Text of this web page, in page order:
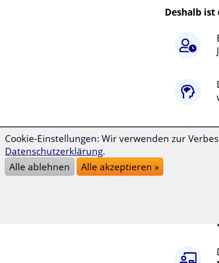
Deshalb ist
Cookie-Einstellungen: Wir verwenden zur
Datenschutzerklärung.
Alle ablehnen
Alle akzeptieren »